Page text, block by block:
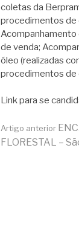
coletas da
procedimentos de
de venda;
óleo (realizadas
procedimentos de
Link para se
Artigo anterior
FLORESTAL –